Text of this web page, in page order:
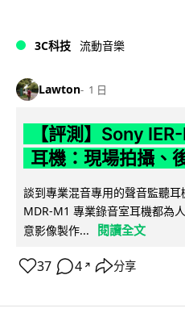
3C科技 流動音樂
Lawton 1 日
【評測】Sony
耳機：現場拍攝、
談到專業混音專用的聲音監聽
MDR-M1 專業錄音室耳機都為
意影像製作...
閱讀全文
37 4 ↗ 分享